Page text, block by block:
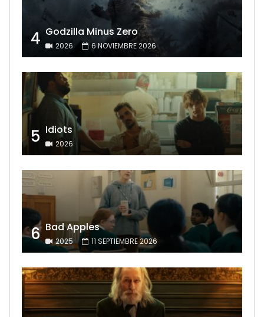
4 Godzilla Minus Zero
2026 6 NOVIEMBRE 2026
5 Idiots
2026
6 Bad Apples
2025 11 SEPTIEMBRE 2026